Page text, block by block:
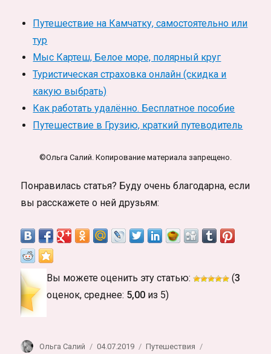
Путешествие на Камчатку, самостоятельно или
тур
Мыс Картеш, Белое море, полярный круг
Туристическая страховка онлайн (скидка и
какую выбрать)
Как работать удалённо. Бесплатное пособие
Путешествие в Грузию, краткий путеводитель
©Ольга Салий. Копирование материала запрещено.
Понравилась статья? Буду очень благодарна, если
вы расскажете о ней друзьям:
Вы можете оценить эту статью: (3
оценок, среднее: 5,00 из 5)
Автор
Ольга Салий Опубликовано
04.07.2019 Рубрики
Путешествия